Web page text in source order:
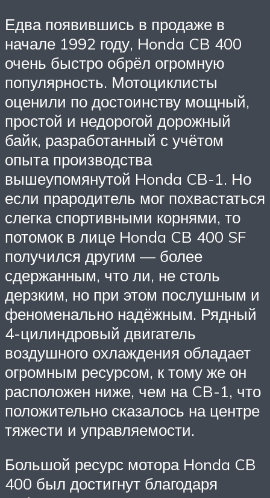
Едва появившись в продаже в
начале 1992 году, Honda CB 400
очень быстро обрёл огромную
популярность. Мотоциклисты
оценили по достоинству мощный,
простой и недорогой дорожный
байк, разработанный с учётом
опыта производства
вышеупомянутой Honda CB-1. Но
если прародитель мог похвастаться
слегка спортивными корнями, то
потомок в лице Honda CB 400 SF
получился другим — более
сдержанным, что ли, не столь
дерзким, но при этом послушным и
феноменально надёжным. Рядный
4-цилиндровый двигатель
воздушного охлаждения обладает
огромным ресурсом, к тому же он
расположен ниже, чем на CB-1, что
положительно сказалось на центре
тяжести и управляемости.
Большой ресурс мотора Honda CB
400 был достигнут благодаря